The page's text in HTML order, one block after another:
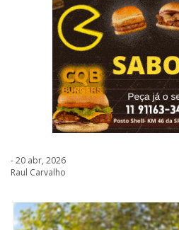
- 20 abr, 2026
Raul Carvalho